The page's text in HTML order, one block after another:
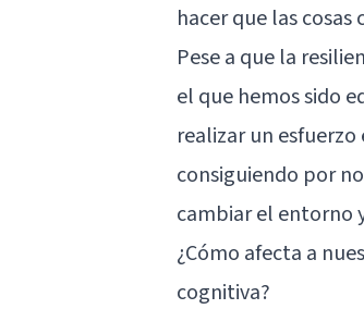
hacer que las cosas
Pese a que la
el que hemos sido
realizar un
consiguiendo por
cambiar el entorno
¿Cómo afecta a
cognitiva?